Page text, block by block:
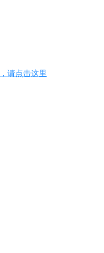
请点击这里